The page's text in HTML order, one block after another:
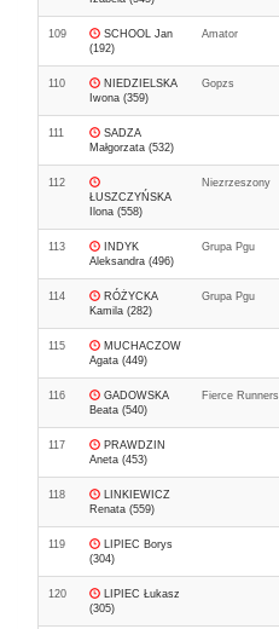
109
SCHOOL Jan
(192)
Amator
110
NIEDZIELSKA
Iwona (359)
Gopzs
111
SADZA
Małgorzata (532)
112
ŁUSZCZYŃSKA
Ilona (558)
Niezrzeszony
113
INDYK
Aleksandra (496)
Grupa Pgu
114
RÓŻYCKA
Kamila (282)
Grupa Pgu
115
MUCHACZOW
Agata (449)
116
GADOWSKA
Beata (540)
Fierce Runners
117
PRAWDZIN
Aneta (453)
118
LINKIEWICZ
Renata (559)
119
LIPIEC Borys
(304)
120
LIPIEC Łukasz
(305)